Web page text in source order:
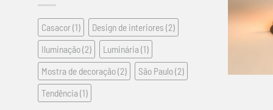
Casacor(1) Design de interiores (2)
Iluminação(2) Luminária (1)
Mostra de decoração(2) São Paulo(2)
Tendência (1)